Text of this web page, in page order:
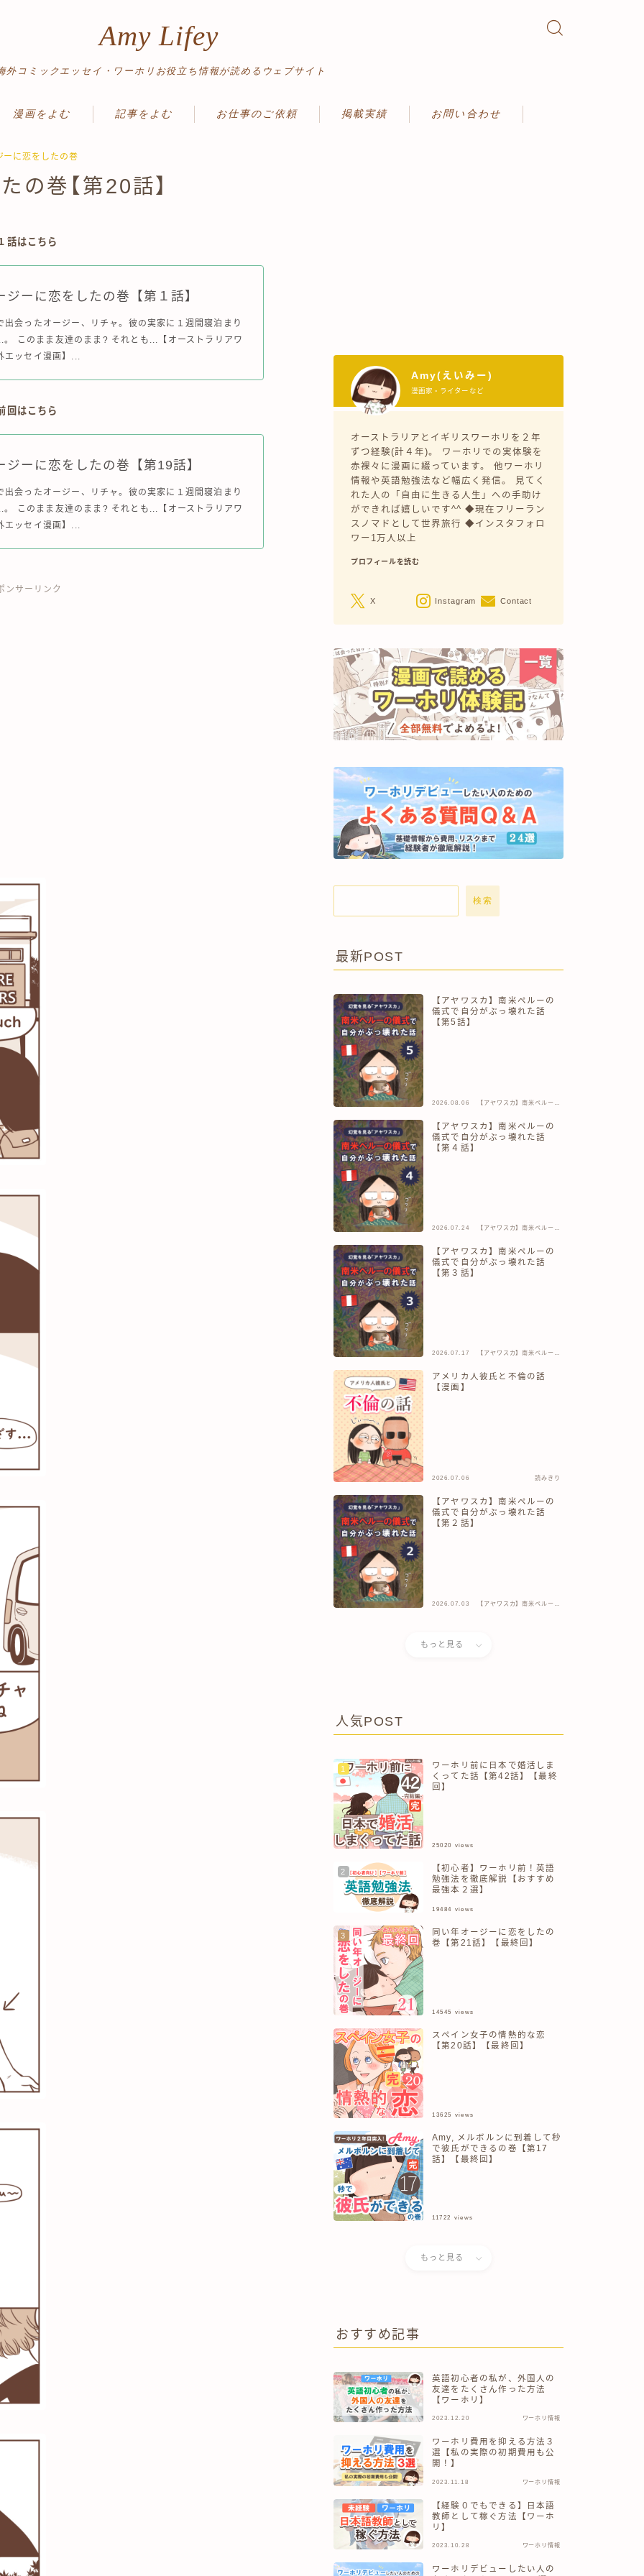
Amy Lifey
外コミックエッセイ・ワーホリお役立ち情報が読めるウェブサイト
漫画をよむ
み切り
行記
記事をよむ
英語勉強法
お仕事のご依頼 掲載実績 お問い合わせ
ーに恋をしたの巻
の巻【第20話】
話はこちら
ジーに恋をしたの巻【第１話】
出会ったオージー、リチャ。彼の実家に１週間寝泊まり
。 このまま友達のまま? それとも...【オーストラリアワ
エッセイ漫画】...
回はこちら
ジーに恋をしたの巻【第19話】
出会ったオージー、リチャ。彼の実家に１週間寝泊まり
。 このまま友達のまま? それとも...【オーストラリアワ
エッセイ漫画】...
ンサーリンク
Amy(えいみー)
漫画家・ライターなど
オーストラリアとイギリスワーホリを２年
ずつ経験(計４年)。 ワーホリでの実体験を
赤裸々に漫画に綴っています。 他ワーホリ
情報や英語勉強法など幅広く発信。 見てく
れた人の「自由に生きる人生」への手助け
ができれば嬉しいです^^ ◆現在フリーラン
スノマドとして世界旅行 ◆インスタフォロ
ワー1万人以上
プロフィールを読む
X Instagram Contact
検索
最新POST
【アヤワスカ】南米ペルーの
儀式で自分がぶっ壊れた話
【第5話】
2026.08.06
【アヤワスカ】南米ペルーの
【アヤワスカ】南米ペルーの
儀式で自分がぶっ壊れた話
【第４話】
2026.07.24
【アヤワスカ】南米ペルーの
【アヤワスカ】南米ペルーの
儀式で自分がぶっ壊れた話
【第３話】
2026.07.17
【アヤワスカ】南米ペルーの
アメリカ人彼氏と不倫の話
【漫画】
2026.07.06 読みきり
【アヤワスカ】南米ペルーの
儀式で自分がぶっ壊れた話
【第２話】
2026.07.03
【アヤワスカ】南米ペルーの
もっと見る
人気POST
ワーホリ前に日本で婚活しま
くってた話【第42話】【最終
回】
25020 views
【初心者】ワーホリ前！英語
勉強法を徹底解説【おすすめ
最強本２選】
19484 views
同い年オージーに恋をしたの
巻【第21話】【最終回】
14545 views
スペイン女子の情熱的な恋
【第20話】【最終回】
13625 views
Amy, メルボルンに到着して秒
で彼氏ができるの巻【第17
話】【最終回】
11722 views
もっと見る
おすすめ記事
英語初心者の私が、外国人の
友達をたくさん作った方法
【ワーホリ】
2023.12.20 ワーホリ情報
ワーホリ費用を抑える方法３
選【私の実際の初期費用も公
開！】
2023.11.18 ワーホリ情報
【経験０でもできる】日本語
教師として稼ぐ方法【ワーホ
リ】
2023.10.28 ワーホリ情報
ワーホリデビューしたい人の